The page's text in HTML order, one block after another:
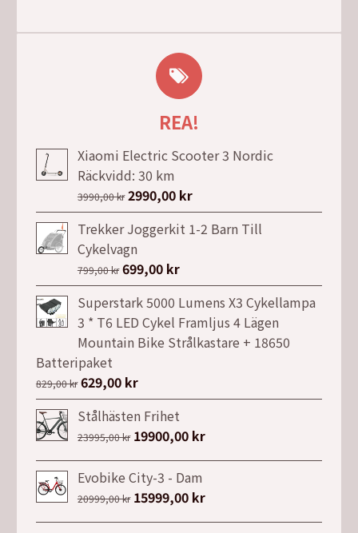
REA!
Xiaomi Electric Scooter 3 Nordic
Räckvidd: 30 km
3990,00kr Det
ursprungliga
priset
var:
3990,00 kr.
2990,00 krDet
nuvarande
priset
Trekker Joggerkit 1-2 Barn Till
Cykelvagn
799,00kr Det
ursprungliga
priset
var:
799,00 kr.
699,00 krDet
nuvarande
priset
är:
699,00 kr.
Superstark 5000 Lumens X3 Cykellampa
3 * T6 LED Cykel Framljus 4 Lägen
Mountain Bike Strålkastare + 18650
Batteripaket
829,00kr Det
ursprungliga
priset
var:
829,00 kr.
629,00 krDet
nuvarande
priset
är:
629,00 kr.
Stålhästen Frihet
23995,00kr Det
ursprungliga
priset
var:
19900,00 krDet
nuvarande
är:
Evobike City-3 - Dam
20999,00kr Det
ursprungliga
15999,00 krDet
nuvarande